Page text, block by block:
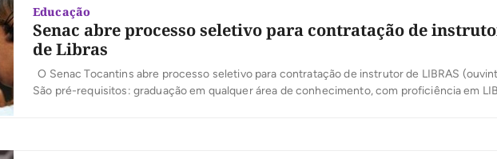
Educação
Senac abre processo seletivo para contratação de
de Libras
O Senac Tocantins abre processo seletivo para contratação de instrutor de LIBRAS
São pré-requisitos: graduação em qualquer área de conhecimento, com proficiência em